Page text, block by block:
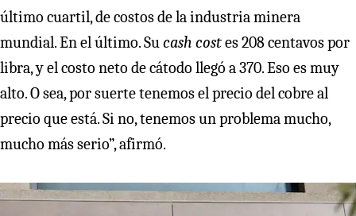
último cuartil, de costos de la industria minera
mundial. En el último. Su cash costes 208 centavos por
libra, y el costo neto de cátodo llegó a 370. Eso es muy
alto. O sea, por suerte tenemos el precio del cobre al
precio que está. Si no, tenemos un problema mucho,
mucho más serio”, afirmó.